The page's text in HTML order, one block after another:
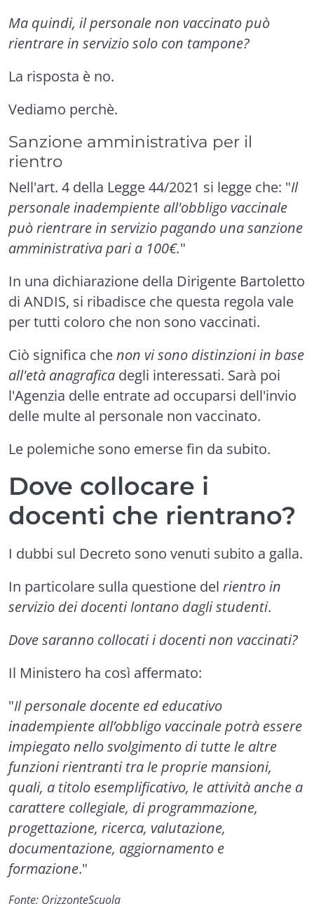
Ma quindi, il personale non vaccinato può
rientrare in servizio solo con tampone?
La risposta è no.
Vediamo perchè.
Sanzione amministrativa per il
rientro
Nell'art. 4 della Legge 44/2021 si legge che: "Il
personale inadempiente all'obbligo vaccinale
può rientrare in servizio pagando una sanzione
amministrativa pari a 100€."
In una dichiarazione della Dirigente Bartoletto
di ANDIS, si ribadisce che questa regola vale
per tutti coloro che non sono vaccinati.
Ciò significa chenon vi sono distinzioni in base
all'età anagrafica degli interessati. Sarà poi
l'Agenzia delle entrate ad occuparsi dell'invio
delle multe al personale non vaccinato.
Le polemiche sono emerse fin da subito.
Dove collocare i
docenti che rientrano?
I dubbi sul Decreto sono venuti subito a galla.
In particolare sulla questione del rientro in
servizio dei docenti lontano dagli studenti.
Dove saranno collocati i docenti non vaccinati?
Il Ministero ha così affermato:
"Il personale docente ed educativo
inadempiente all’obbligo vaccinalepotrà essere
impiegato nello svolgimento di tutte le altre
funzioni rientranti tra le proprie mansioni,
quali, a titolo esemplificativo, le attività anche a
carattere collegiale, di programmazione,
progettazione, ricerca, valutazione,
documentazione, aggiornamento e
formazione."
Fonte: OrizzonteScuola